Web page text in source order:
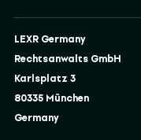
LEXR Germany
Rechtsanwalts GmbH
Karlsplatz 3
80335 München
Germany